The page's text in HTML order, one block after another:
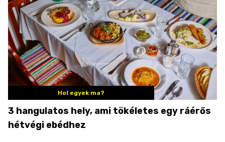
Hol egyek ma?
3 hangulatos hely, ami tökéletes egy ráérős
hétvégi ebédhez